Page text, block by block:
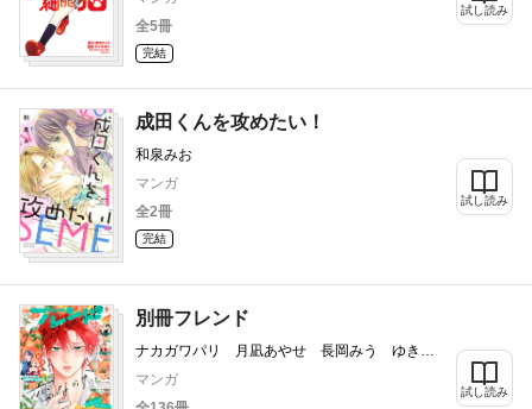
全5冊
完結
試し読み
成田くんを攻めたい！
和泉みお
マンガ
全2冊
完結
試し読み
別冊フレンド
ナカガワパリ 月凪あやせ 長岡みう ゆき
ら 帆那みつき あかり 空華みあ 斉木優
マンガ
試し読み